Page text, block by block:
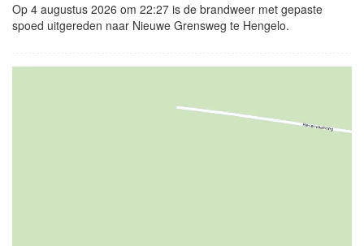
Op 4 augustus 2026 om 22:27 is de brandweer met gepaste
spoed uitgereden naar Nieuwe Grensweg te Hengelo.